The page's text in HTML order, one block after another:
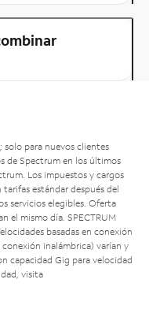
para nuevos clientes
de Spectrum en los últimos
Los impuestos y cargos
estándar después del
servicios elegibles. Oferta
el mismo día. SPECTRUM
basadas en conexión
inalámbrica) varían y
capacidad Gig para velocidad
visita